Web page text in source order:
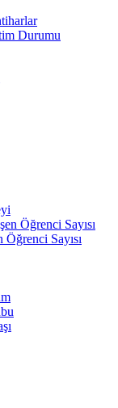
Durumu
Öğrenci Sayısı
Sayısı